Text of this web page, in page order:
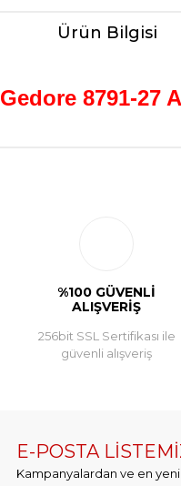
Ürün Bilgisi
Gedore 8791-27
%100 GÜVENLİ
ALIŞVERİŞ
256bit SSL Sertifikası ile
güvenli alışveriş
E-POSTA
Kampanyalardan ve en